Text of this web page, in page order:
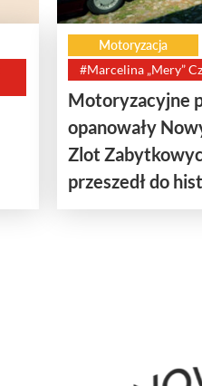
Motoryzacja
#Marcelina „Mery”
Motoryzacyjne
opanowały
Zlot
przeszedł do